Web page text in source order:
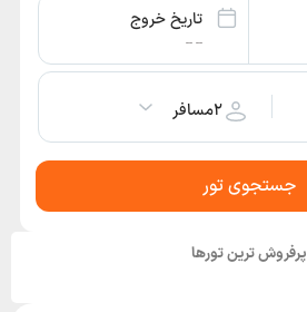
تاریخ خروج
-- --
۲مسافر
جستجوی تور
پرفروش ترین تورها